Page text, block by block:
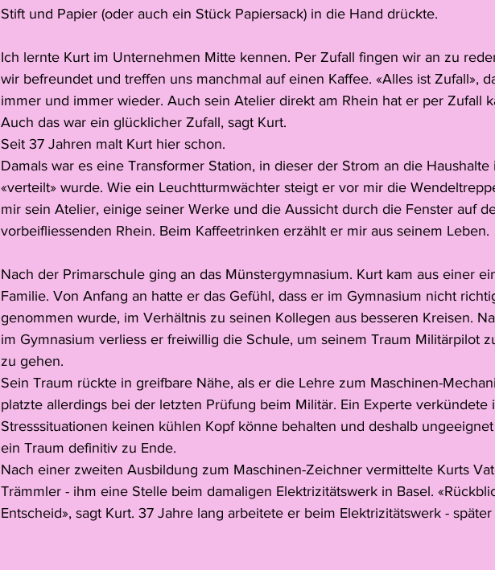
Stift und Papier (oder auch ein Stück Papiersack) in die Hand drückte.
Ich lernte Kurt im Unternehmen Mitte kennen. Per Zufall fingen wir an zu
wir befreundet und treffen uns manchmal auf einen Kaffee. «Alles ist Zufall»,
immer und immer wieder. Auch sein Atelier direkt am Rhein hat er per Zufall
Auch das war ein glücklicher Zufall, sagt Kurt.
Seit 37 Jahren malt Kurt hier schon.
Damals war es eine Transformer Station, in dieser der Strom an die
«verteilt» wurde. Wie ein Leuchtturmwächter steigt er vor mir die
mir sein Atelier, einige seiner Werke und die Aussicht durch die Fenster auf
vorbeifliessenden Rhein. Beim Kaffeetrinken erzählt er mir aus seinem Leben.
Nach der Primarschule ging an das Münstergymnasium. Kurt kam aus einer
Familie. Von Anfang an hatte er das Gefühl, dass er im Gymnasium nicht
genommen wurde, im Verhältnis zu seinen Kollegen aus besseren Kreisen.
im Gymnasium verliess er freiwillig die Schule, um seinem Traum Militärpilot
zu gehen.
Sein Traum rückte in greifbare Nähe, als er die Lehre zum Maschinen-
platzte allerdings bei der letzten Prüfung beim Militär. Ein Experte verkündete
Stresssituationen keinen kühlen Kopf könne behalten und deshalb
ein Traum definitiv zu Ende.
Nach einer zweiten Ausbildung zum Maschinen-Zeichner vermittelte Kurts
Trämmler - ihm eine Stelle beim damaligen Elektrizitätswerk in Basel.
Entscheid», sagt Kurt. 37 Jahre lang arbeitete er beim Elektrizitätswerk -